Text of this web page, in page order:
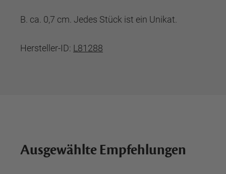
B. ca. 0,7 cm. Jedes Stück ist ein Unikat.
Hersteller-ID: L81288
Ausgewählte Empfehlungen